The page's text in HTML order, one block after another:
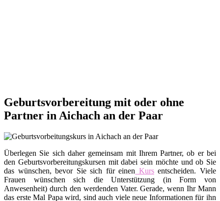
Geburtsvorbereitung mit oder ohne
Partner in Aichach an der Paar
Überlegen Sie sich daher gemeinsam mit Ihrem Partner, ob er bei
den Geburtsvorbereitungskursen mit dabei sein möchte und ob Sie
das wünschen, bevor Sie sich für einen Kursentscheiden. Viele
Frauen wünschen sich die Unterstützung (in Form von
Anwesenheit) durch den werdenden Vater. Gerade, wenn Ihr Mann
das erste Mal Papa wird, sind auch viele neue Informationen für ihn